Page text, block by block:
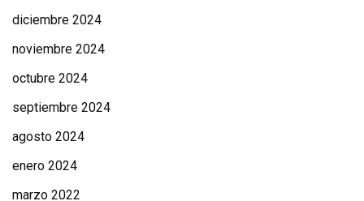
diciembre 2024
noviembre 2024
octubre 2024
septiembre 2024
agosto 2024
enero 2024
marzo 2022